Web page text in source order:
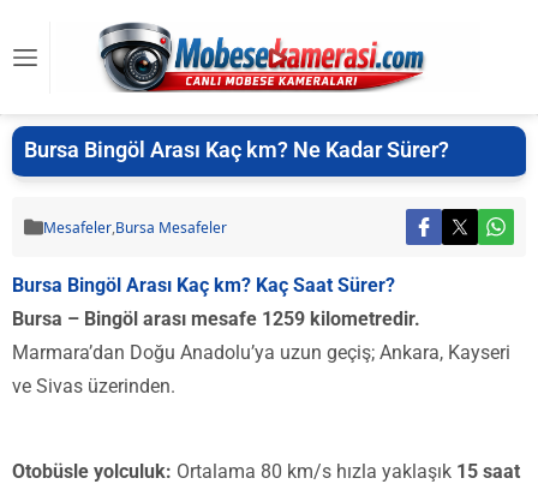
Bursa Bingöl Arası Kaç km? Ne Kadar Sürer?
Mesafeler,Bursa Mesafeler
Bursa Bingöl Arası Kaç km? Kaç Saat Sürer?
Bursa – Bingöl arası mesafe 1259 kilometredir.
Marmara’dan Doğu Anadolu’ya uzun geçiş; Ankara, Kayseri
ve Sivas üzerinden.
Otobüsle yolculuk: Ortalama 80 km/s hızla yaklaşık 15 saat